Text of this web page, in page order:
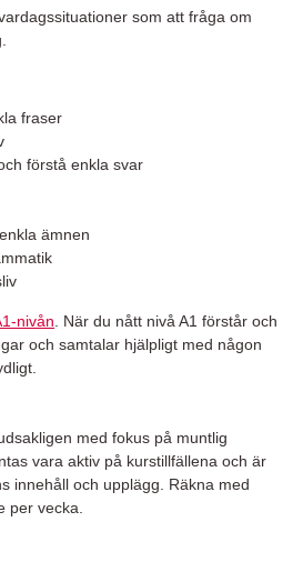
som att fråga om
fraser
förstå enkla svar
ämnen
nivån . När du nått nivå A1 förstår och
och samtalar hjälpligt med någon
med fokus på muntlig
vara aktiv på kurstillfällena och är
innehåll och upplägg. Räkna med
per vecka.